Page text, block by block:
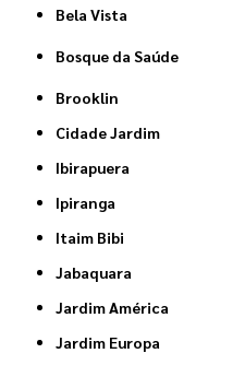
Bela Vista
Bosque da Saúde
Brooklin
Cidade Jardim
Ibirapuera
Ipiranga
Itaim Bibi
Jabaquara
Jardim América
Jardim Europa